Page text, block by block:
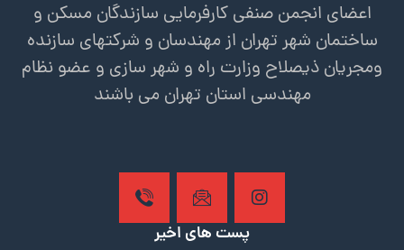
اعضای انجمن صنفی کارفرمایی سازندگان مسکن و
ساختمان شهر تهران از مهندسان و شرکتهای سازنده
ومجریان ذیصلاح وزارت راه و شهر سازی و عضو نظام
مهندسی استان تهران می باشند
پست های اخیر